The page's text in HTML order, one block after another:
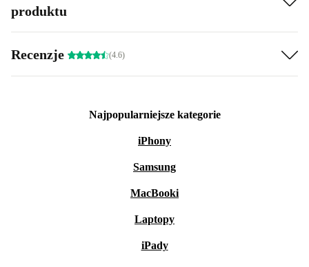
produktu
Recenzje (4.6)
Najpopularniejsze kategorie
iPhony
Samsung
MacBooki
Laptopy
iPady